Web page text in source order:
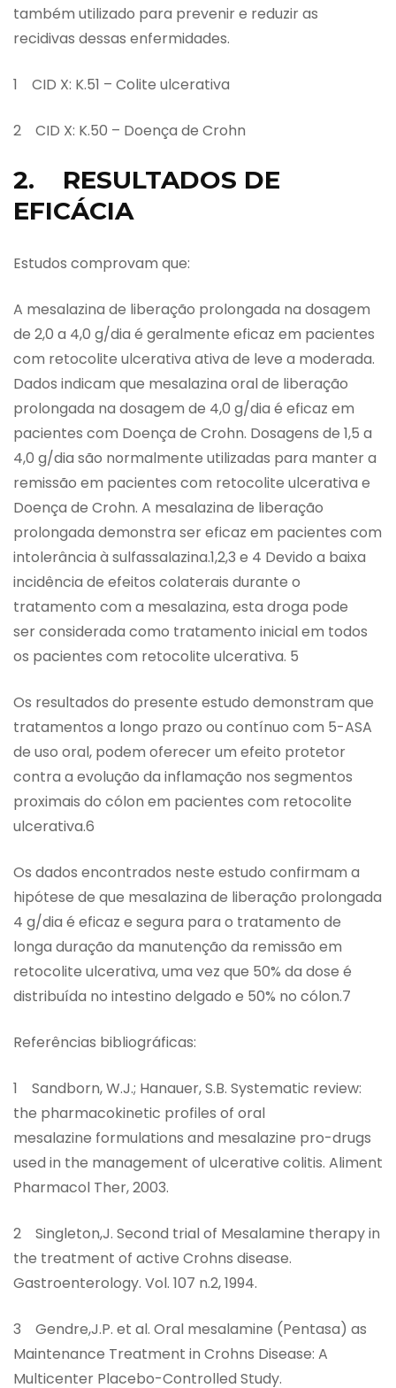
também utilizado para prevenir e reduzir as
recidivas dessas enfermidades.
1 CID X: K.51 – Colite ulcerativa
2 CID X: K.50 – Doença de Crohn
2. RESULTADOS DE
EFICÁCIA
Estudos comprovam que:
A mesalazina de liberação prolongada na dosagem
de 2,0 a 4,0 g/dia é geralmente eficaz em pacientes
com retocolite ulcerativa ativa de leve a moderada.
Dados indicam que mesalazina oral de liberação
prolongada na dosagem de 4,0 g/dia é eficaz em
pacientes com Doença de Crohn. Dosagens de 1,5 a
4,0 g/dia são normalmente utilizadas para manter a
remissão em pacientes com retocolite ulcerativa e
Doença de Crohn. A mesalazina de liberação
prolongada demonstra ser eficaz em pacientes com
intolerância à sulfassalazina.1,2,3 e 4 Devido a baixa
incidência de efeitos colaterais durante o
tratamento com a mesalazina, esta droga pode
ser considerada como tratamento inicial em todos
os pacientes com retocolite ulcerativa. 5
Os resultados do presente estudo demonstram que
tratamentos a longo prazo ou contínuo com 5-ASA
de uso oral, podem oferecer um efeito protetor
contra a evolução da inflamação nos segmentos
proximais do cólon em pacientes com retocolite
ulcerativa.6
Os dados encontrados neste estudo confirmam a
hipótese de que mesalazina de liberação prolongada
4 g/dia é eficaz e segura para o tratamento de
longa duração da manutenção da remissão em
retocolite ulcerativa, uma vez que 50% da dose é
distribuída no intestino delgado e 50% no cólon.7
Referências bibliográficas:
1 Sandborn, W.J.; Hanauer, S.B. Systematic review:
the pharmacokinetic profiles of oral
mesalazine formulations and mesalazine pro-drugs
used in the management of ulcerative colitis. Aliment
Pharmacol Ther, 2003.
2 Singleton,J. Second trial of Mesalamine therapy in
the treatment of active Crohns disease.
Gastroenterology. Vol. 107 n.2, 1994.
3 Gendre,J.P. et al. Oral mesalamine (Pentasa) as
Maintenance Treatment in Crohns Disease: A
Multicenter Placebo-Controlled Study.